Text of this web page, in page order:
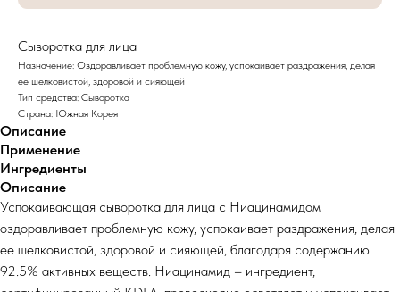
Сыворотка для лица
Назначение: Оздоравливает проблемную кожу, успокаивает раздражения, делая
ее шелковистой, здоровой и сияющей
Тип средства: Сыворотка
Страна: Южная Корея
Описание
Применение
Ингредиенты
Описание
Успокаивающая сыворотка для лица с Ниацинамидом
оздоравливает проблемную кожу, успокаивает раздражения, делая
ее шелковистой, здоровой и сияющей, благодаря содержанию
92.5% активных веществ. Ниацинамид – ингредиент,